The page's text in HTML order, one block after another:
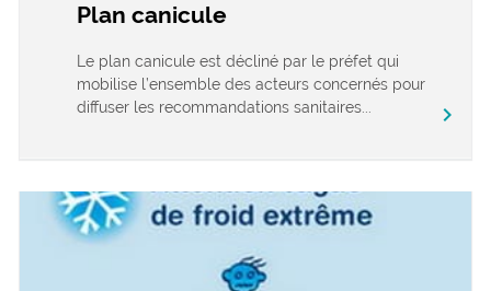
Plan canicule
Le plan canicule est décliné par le préfet qui
mobilise l’ensemble des acteurs concernés pour
diffuser les recommandations sanitaires...
chevron_right